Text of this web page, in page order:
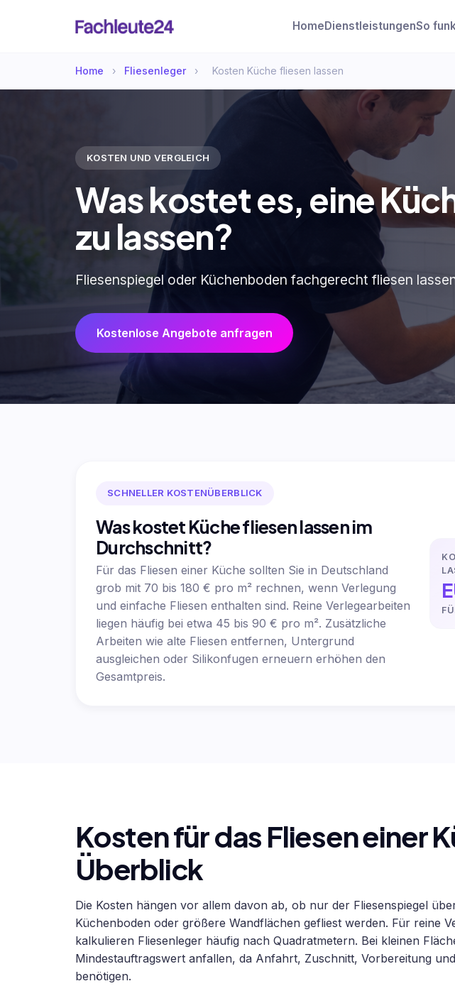
Home DienstleistungenSo
Home › Fliesenleger › Kosten Küche fliesen lassen
KOSTEN UND VERGLEICH
Was kostet es, eine
zu lassen?
Fliesenspiegel oder Küchenboden fachgerecht fliesen
Kostenlose Angebote anfragen
SCHNELLER KOSTENÜBERBLICK
Was kostet Küche fliesen lassen im
Durchschnitt?
Für das Fliesen einer Küche sollten Sie in Deutschland
grob mit 70 bis 180 € pro m² rechnen, wenn Verlegung
und einfache Fliesen enthalten sind. Reine Verlegearbeiten
liegen häufig bei etwa 45 bis 90 € pro m². Zusätzliche
Arbeiten wie alte Fliesen entfernen, Untergrund
ausgleichen oder Silikonfugen erneuern erhöhen den
Gesamtpreis.
Kosten für das Fliesen einer
Überblick
Die Kosten hängen vor allem davon ab, ob nur der Fliesenspiegel
Küchenboden oder größere Wandflächen gefliest werden. Für reine
kalkulieren Fliesenleger häufig nach Quadratmetern. Bei kleinen
Mindestauftragswert anfallen, da Anfahrt, Zuschnitt, Vorbereitung
benötigen.